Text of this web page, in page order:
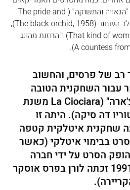
הידועים ביותר בכיכובה הם "הגאווה והתשוקה" (The pride and
the passion (1957), הסחלב השחור (The black orchid, 1958),
"אישה מסוג זה" (That kind of woman, 1958) ו"הרוזנת מהונג
רב של פרסים, והחשוב
עבור השחקנית הטובה
ביותר בסרט "לה צ'וצ'ארה" (La Ciociara משנת
דה סיקה). היתה זו
שחקנית איטלקית קטפה
בבימוי איטלקי (כאשר
הסרט על ידי חברה
אמריקאית). בשנת 1991 זכתה לורן בפרס אוסקר